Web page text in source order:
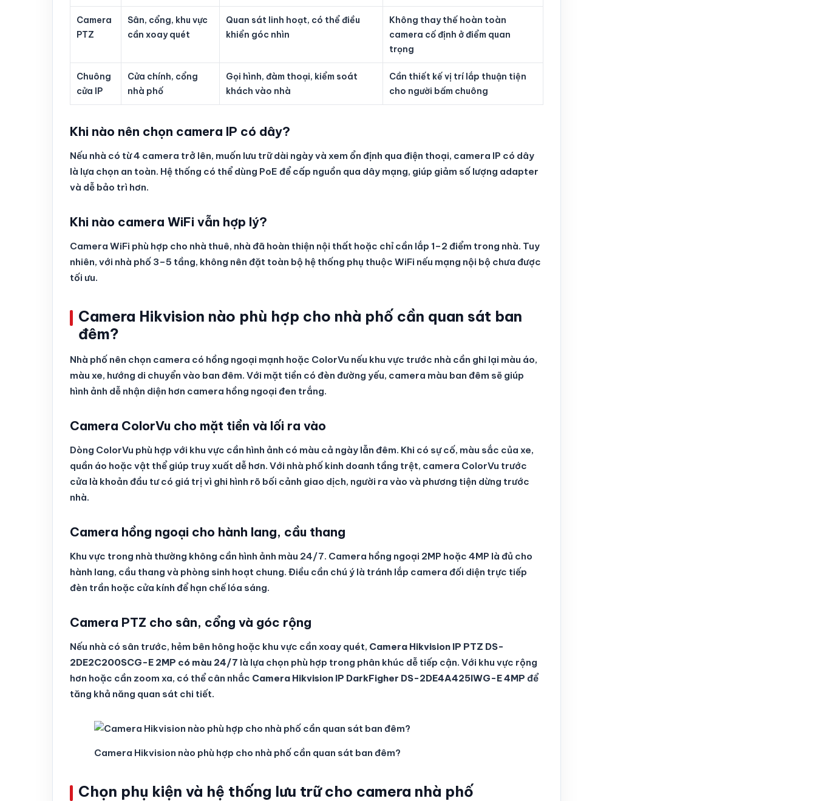
Camera
PTZ
Sân, cổng, khu vực
cần xoay quét
Quan sát linh hoạt, có thể điều
khiển góc nhìn
Không thay thế hoàn toàn
camera cố định ở điểm quan
trọng
Chuông
cửa IP
Cửa chính, cổng
nhà phố
Gọi hình, đàm thoại, kiểm soát
khách vào nhà
Cần thiết kế vị trí lắp thuận tiện
cho người bấm chuông
Khi nào nên chọn camera IP có dây?
Nếu nhà có từ 4 camera trở lên, muốn lưu trữ dài ngày và xem ổn định qua điện thoại, camera IP có dây
là lựa chọn an toàn. Hệ thống có thể dùng PoE để cấp nguồn qua dây mạng, giúp giảm số lượng adapter
và dễ bảo trì hơn.
Khi nào camera WiFi vẫn hợp lý?
Camera WiFi phù hợp cho nhà thuê, nhà đã hoàn thiện nội thất hoặc chỉ cần lắp 1–2 điểm trong nhà. Tuy
nhiên, với nhà phố 3–5 tầng, không nên đặt toàn bộ hệ thống phụ thuộc WiFi nếu mạng nội bộ chưa được
tối ưu.
Camera Hikvision nào phù hợp cho nhà phố cần quan sát ban
đêm?
Nhà phố nên chọn camera có hồng ngoại mạnh hoặc ColorVu nếu khu vực trước nhà cần ghi lại màu áo,
màu xe, hướng di chuyển vào ban đêm. Với mặt tiền có đèn đường yếu, camera màu ban đêm sẽ giúp
hình ảnh dễ nhận diện hơn camera hồng ngoại đen trắng.
Camera ColorVu cho mặt tiền và lối ra vào
Dòng ColorVu phù hợp với khu vực cần hình ảnh có màu cả ngày lẫn đêm. Khi có sự cố, màu sắc của xe,
quần áo hoặc vật thể giúp truy xuất dễ hơn. Với nhà phố kinh doanh tầng trệt, camera ColorVu trước
cửa là khoản đầu tư có giá trị vì ghi hình rõ bối cảnh giao dịch, người ra vào và phương tiện dừng trước
nhà.
Camera hồng ngoại cho hành lang, cầu thang
Khu vực trong nhà thường không cần hình ảnh màu 24/7. Camera hồng ngoại 2MP hoặc 4MP là đủ cho
hành lang, cầu thang và phòng sinh hoạt chung. Điều cần chú ý là tránh lắp camera đối diện trực tiếp
đèn trần hoặc cửa kính để hạn chế lóa sáng.
Camera PTZ cho sân, cổng và góc rộng
Nếu nhà có sân trước, hẻm bên hông hoặc khu vực cần xoay quét, Camera Hikvision IP PTZ DS-
2DE2C200SCG-E 2MP có màu 24/7 là lựa chọn phù hợp trong phân khúc dễ tiếp cận. Với khu vực rộng
hơn hoặc cần zoom xa, có thể cân nhắc Camera Hikvision IP DarkFigher DS-2DE4A425IWG-E 4MP để
tăng khả năng quan sát chi tiết.
Camera Hikvision nào phù hợp cho nhà phố cần quan sát ban đêm?
Chọn phụ kiện và hệ thống lưu trữ cho camera nhà phố